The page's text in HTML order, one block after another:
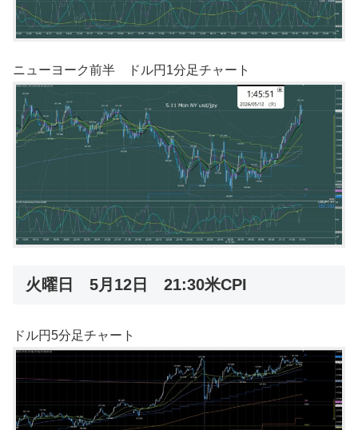
ニューヨーク前半 ドル円1分足チャート
火曜日 5月12日 21:30米CPI
ドル円5分足チャート